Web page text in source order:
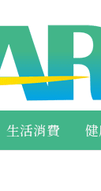
生活消費